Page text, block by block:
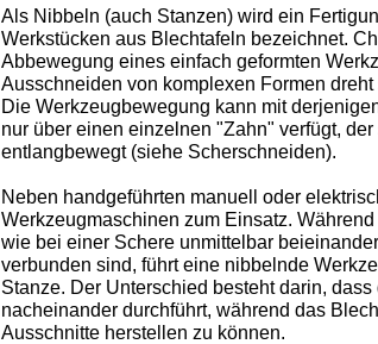
Als Nibbeln (auch Stanzen) wird ein
Werkstücken aus Blechtafeln bezeichnet.
Abbewegung eines einfach geformten
Ausschneiden von komplexen Formen
Die Werkzeugbewegung kann mit
nur über einen einzelnen "Zahn" verfügt,
entlangbewegt (siehe Scherschneiden).
Neben handgeführten manuell oder
Werkzeugmaschinen zum Einsatz.
wie bei einer Schere unmittelbar
verbunden sind, führt eine nibbelnde
Stanze. Der Unterschied besteht darin,
nacheinander durchführt, während das
Ausschnitte herstellen zu können.